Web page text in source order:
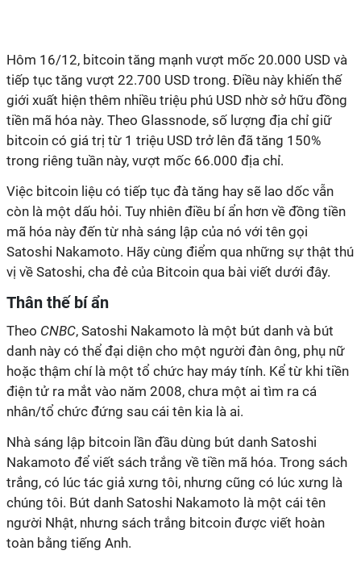
Hôm 16/12, bitcoin tăng mạnh vượt mốc 20.000 USD và
tiếp tục tăng vượt 22.700 USD trong. Điều này khiến thế
giới xuất hiện thêm nhiều triệu phú USD nhờ sở hữu đồng
tiền mã hóa này. Theo Glassnode, số lượng địa chỉ giữ
bitcoin có giá trị từ 1 triệu USD trở lên đã tăng 150%
trong riêng tuần này, vượt mốc 66.000 địa chỉ.
Việc bitcoin liệu có tiếp tục đà tăng hay sẽ lao dốc vẫn
còn là một dấu hỏi. Tuy nhiên điều bí ẩn hơn về đồng tiền
mã hóa này đến từ nhà sáng lập của nó với tên gọi
Satoshi Nakamoto. Hãy cùng điểm qua những sự thật thú
vị về Satoshi, cha đẻ của Bitcoin qua bài viết dưới đây.
Thân thế bí ẩn
Theo CNBC, Satoshi Nakamoto là một bút danh và bút
danh này có thể đại diện cho một người đàn ông, phụ nữ
hoặc thậm chí là một tổ chức hay máy tính. Kể từ khi tiền
điện tử ra mắt vào năm 2008, chưa một ai tìm ra cá
nhân/tổ chức đứng sau cái tên kia là ai.
Nhà sáng lập bitcoin lần đầu dùng bút danh Satoshi
Nakamoto để viết sách trắng về tiền mã hóa. Trong sách
trắng, có lúc tác giả xưng tôi, nhưng cũng có lúc xưng là
chúng tôi. Bút danh Satoshi Nakamoto là một cái tên
người Nhật, nhưng sách trắng bitcoin được viết hoàn
toàn bằng tiếng Anh.